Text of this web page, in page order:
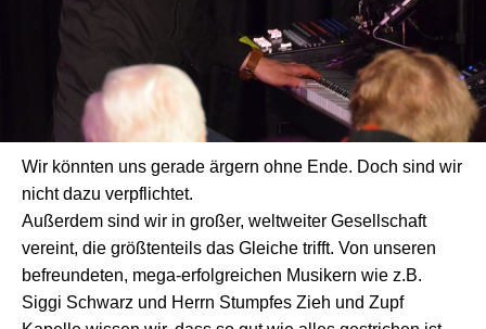
Wir könnten uns gerade ärgern ohne Ende. Doch sind wir
nicht dazu verpflichtet.
Außerdem sind wir in großer, weltweiter Gesellschaft
vereint, die größtenteils das Gleiche trifft. Von unseren
befreundeten, mega-erfolgreichen Musikern wie z.B.
Siggi Schwarz und Herrn Stumpfes Zieh und Zupf